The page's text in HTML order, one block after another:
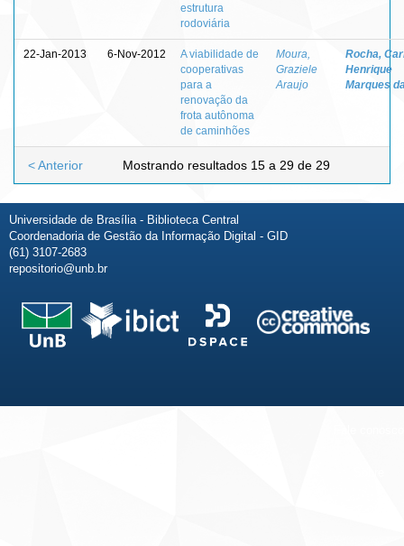
estrutura
rodoviária
22-Jan-2013 6-Nov-2012
A viabilidade de
cooperativas
para a
renovação da
frota autônoma
de caminhões
Moura,
Graziele
Araujo
Rocha,
Henrique
Marques
Mostrando resultados 15 a 29 de 29
< Anterior
Universidade de Brasília - Biblioteca Central
Coordenadoria de Gestão da Informação Digital - GID
(61) 3107-2683
repositorio@unb.br